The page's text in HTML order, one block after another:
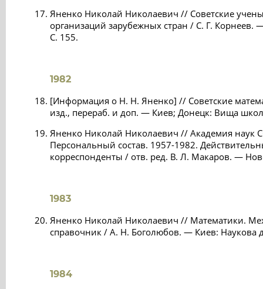
Яненко Николай Николаевич // Советские
организаций зарубежных стран / С. Г.
С. 155.
1982
[Информация о Н. Н. Яненко] // Советские
изд., перераб. и доп. — Киев; Донецк: Вища
Яненко Николай Николаевич // Академия наук
Персональный состав. 1957-1982.
корреспонденты / отв. ред. В. Л. Макаров. —
1983
Яненко Николай Николаевич // Математики.
справочник / А. Н. Боголюбов. — Киев: Наукова
1984